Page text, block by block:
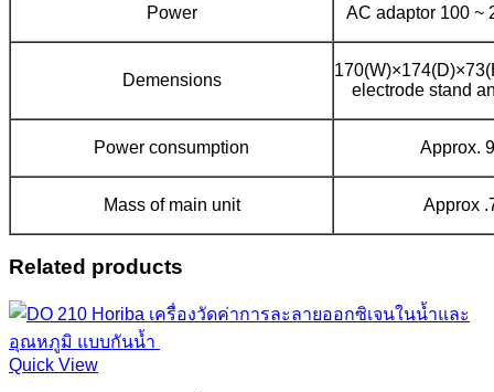
Power AC adaptor 100 ~
Demensions
electrode stand
Power consumption Approx.
Mass of main unit Approx
Related products
Quick View